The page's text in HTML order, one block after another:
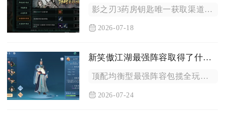
影之刃3药房钥匙唯一获取渠道是完成支线任务灭法司的残酷美学，...
2026-07-18
新笑傲江湖最强阵容取得了什么成就
顶配均衡型最强阵容包揽全玩法梯度榜首，既能拿下沧溟演武赛季总...
2026-07-24